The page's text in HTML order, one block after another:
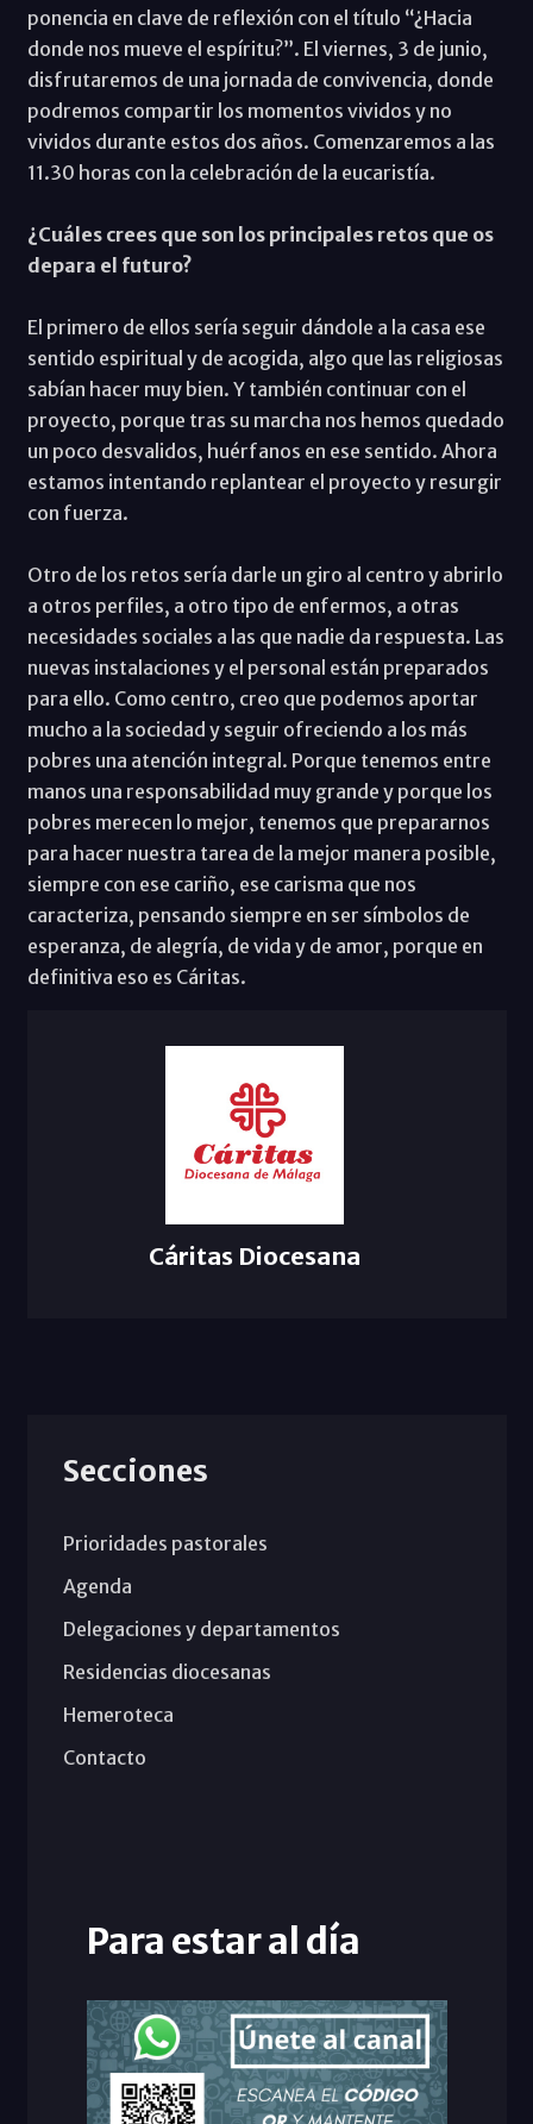
ponencia en clave de reflexión con el título “¿Hacia
donde nos mueve el espíritu?”. El viernes, 3 de junio,
disfrutaremos de una jornada de convivencia, donde
podremos compartir los momentos vividos y no
vividos durante estos dos años. Comenzaremos a las
11.30 horas con la celebración de la eucaristía.
¿Cuáles crees que son los principales retos que os
depara el futuro?
El primero de ellos sería seguir dándole a la casa ese
sentido espiritual y de acogida, algo que las religiosas
sabían hacer muy bien. Y también continuar con el
proyecto, porque tras su marcha nos hemos quedado
un poco desvalidos, huérfanos en ese sentido. Ahora
estamos intentando replantear el proyecto y resurgir
con fuerza.
Otro de los retos sería darle un giro al centro y abrirlo
a otros perfiles, a otro tipo de enfermos, a otras
necesidades sociales a las que nadie da respuesta. Las
nuevas instalaciones y el personal están preparados
para ello. Como centro, creo que podemos aportar
mucho a la sociedad y seguir ofreciendo a los más
pobres una atención integral. Porque tenemos entre
manos una responsabilidad muy grande y porque los
pobres merecen lo mejor, tenemos que prepararnos
para hacer nuestra tarea de la mejor manera posible,
siempre con ese cariño, ese carisma que nos
caracteriza, pensando siempre en ser símbolos de
esperanza, de alegría, de vida y de amor, porque en
definitiva eso es Cáritas.
Cáritas Diocesana
Secciones
Prioridades pastorales
Agenda
Delegaciones y departamentos
Residencias diocesanas
Hemeroteca
Contacto
Para estar al día